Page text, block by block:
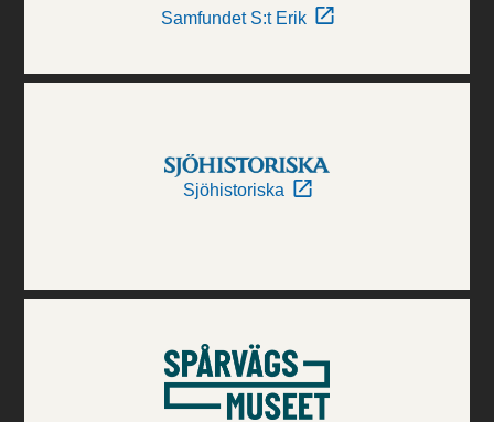
Samfundet S:t Erik
Sjöhistoriska